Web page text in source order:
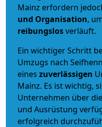
Mainz erfordern
und Organisation,
reibungslosverläuft.
Ein wichtiger Schritt
Umzugs nach
eines zuverlässigen
Mainz. Es ist wichtig,
Unternehmen über
und Ausrüstung
erfolgreich